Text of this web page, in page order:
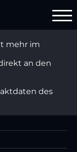
mehr im
an den
des